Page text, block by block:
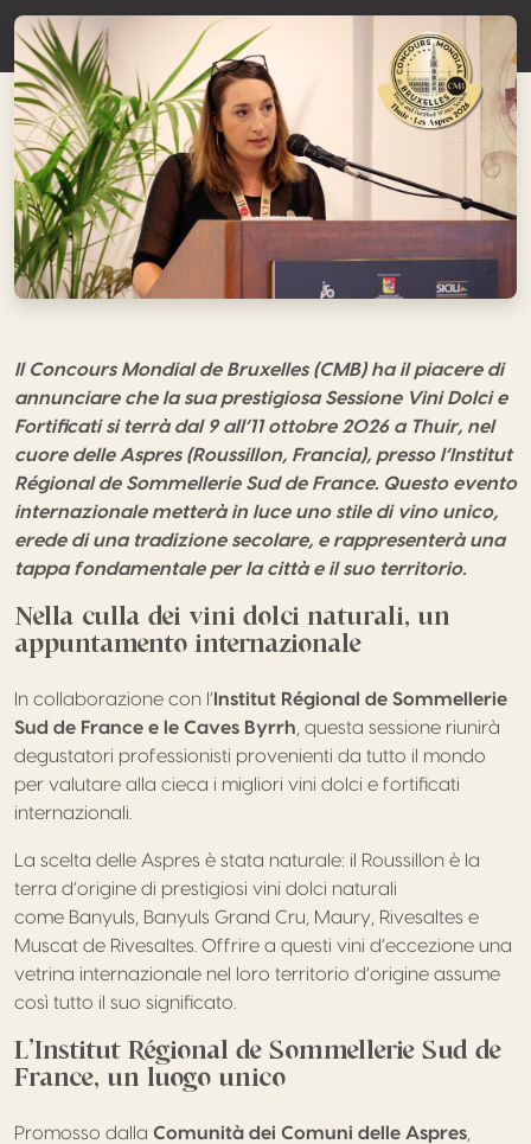
Il Concours Mondial de Bruxelles (CMB) ha il piacere di
annunciare che la sua prestigiosa Sessione Vini Dolci e
Fortificati si terrà dal 9 all’11 ottobre 2026 a Thuir, nel
cuore delle Aspres (Roussillon, Francia), presso l’Institut
Régional de Sommellerie Sud de France. Questo evento
internazionale metterà in luce uno stile di vino unico,
erede di una tradizione secolare, e rappresenterà una
tappa fondamentale per la città e il suo territorio.
Nella culla dei vini dolci naturali, un
appuntamento internazionale
In collaborazione con l’Institut Régional de Sommellerie
Sud de France e le Caves Byrrh , questa sessione riunirà
degustatori professionisti provenienti da tutto il mondo
per valutare alla cieca i migliori vini dolci e fortificati
internazionali.
La scelta delle Aspres è stata naturale: il Roussillon è la
terra d’origine di prestigiosi vini dolci naturali
come Banyuls, Banyuls Grand Cru, Maury, Rivesaltes e
Muscat de Rivesaltes. Offrire a questi vini d’eccezione una
vetrina internazionale nel loro territorio d’origine assume
così tutto il suo significato.
L’Institut Régional de Sommellerie Sud de
France, un luogo unico
Promosso dalla Comunità dei Comuni delle Aspres